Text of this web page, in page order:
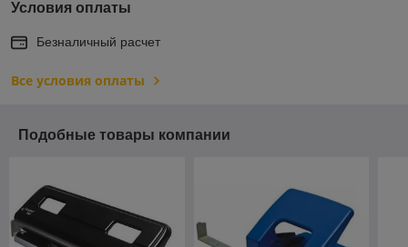
Условия оплаты
Безналичный расчет
Все условия оплаты
Подобные товары компании